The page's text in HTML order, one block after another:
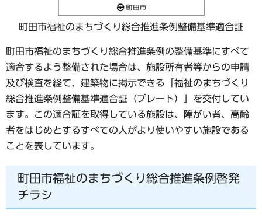
町田市福祉のまちづくり総合推進条例整備基準適合証
町田市福祉のまちづくり総合推進条例の整備基準にすべて
適合するよう整備された場合は、施設所有者等からの申請
及び検査を経て、建築物に掲示できる「福祉のまちづくり
総合推進条例整備基準適合証（プレート）」を交付してい
ます。この適合証を取得している施設は、障がい者、高齢
者をはじめとするすべての人がより使いやすい施設である
ことを表しています。
町田市福祉のまちづくり総合推進条例啓発
チラシ